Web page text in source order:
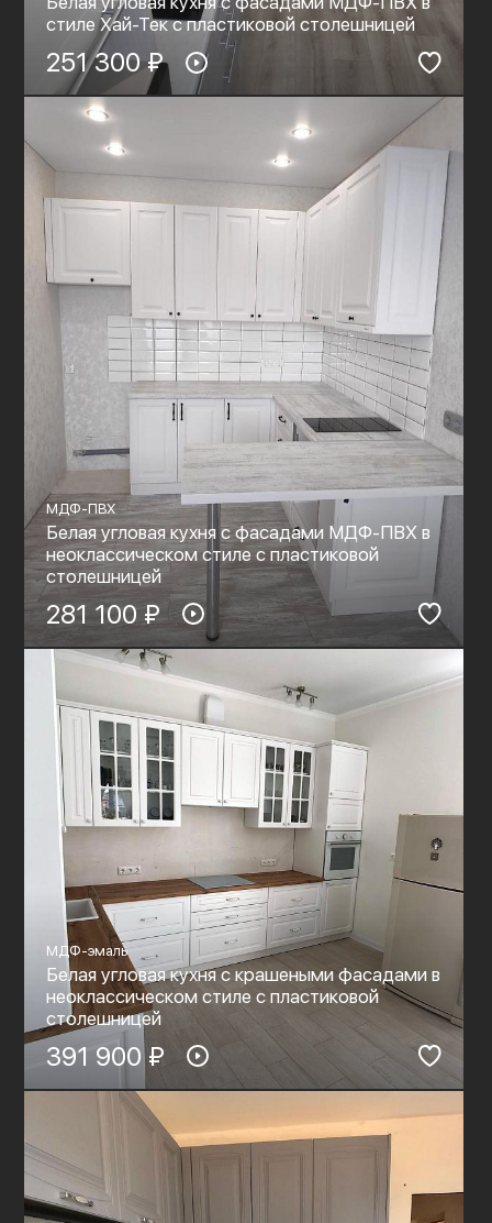
стиле Хай-Тек с пластиковой столешницей
251 300 ₽
МДФ-ПВХ
Белая угловая кухня с фасадами МДФ-ПВХ в
неоклассическом стиле с пластиковой
столешницей
281 100 ₽
МДФ-эмаль
Белая угловая кухня с крашеными фасадами в
неоклассическом стиле с пластиковой
столешницей
391 900 ₽